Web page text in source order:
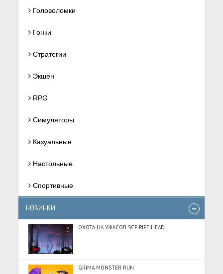
Головоломки
Гонки
Стратегии
Экшен
RPG
Симуляторы
Казуальные
Настольные
Спортивные
НОВИНКИ
ОХОТА НА УЖАСОВ SCP PIPE HEAD
GRIMA MONSTER RUN